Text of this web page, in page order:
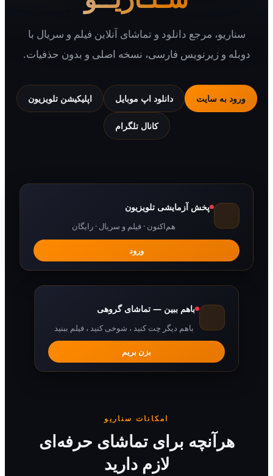
مرجع دانلود و تماشای آنلاین فیلم و سریال با
و زیرنویس فارسی، نسخه اصلی و بدون حذفیات.
به سایت دانلود اپ موبایل اپلیکیشن تلویزیون
کانال تلگرام
پخش آزمایشی تلویزیون
هم‌اکنون · فیلم و سریال · رایگان
باهم ببین — تماشای گروهی
باهم دیگر چت کنید ، شوخی کنید ، فیلم ببنید
امکانات سناریو
برای تماشای حرفه‌ای
لازم دارید